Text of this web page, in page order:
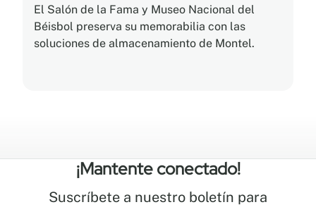
El Salón de la Fama y Museo Nacional del
Béisbol preserva su memorabilia con las
soluciones de almacenamiento de Montel.
¡Mantente conectado!
Suscríbete a nuestro boletín para